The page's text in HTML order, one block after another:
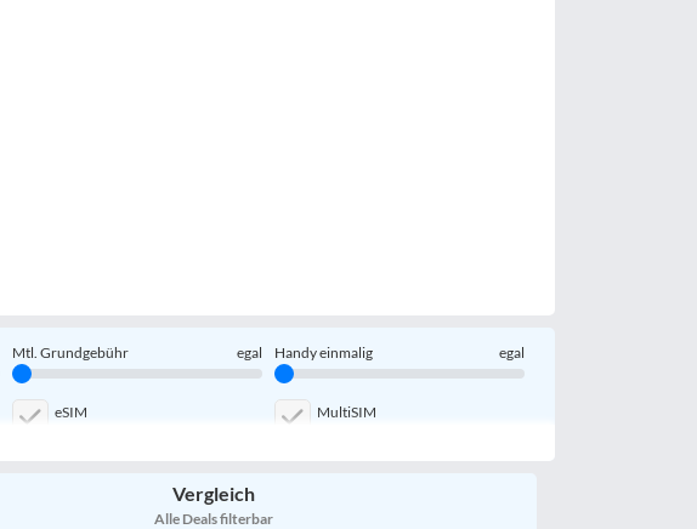
Mtl. Grundgebühr egal Handy einmalig egal
eSIM MultiSIM
Vergleich
Alle Deals filterbar